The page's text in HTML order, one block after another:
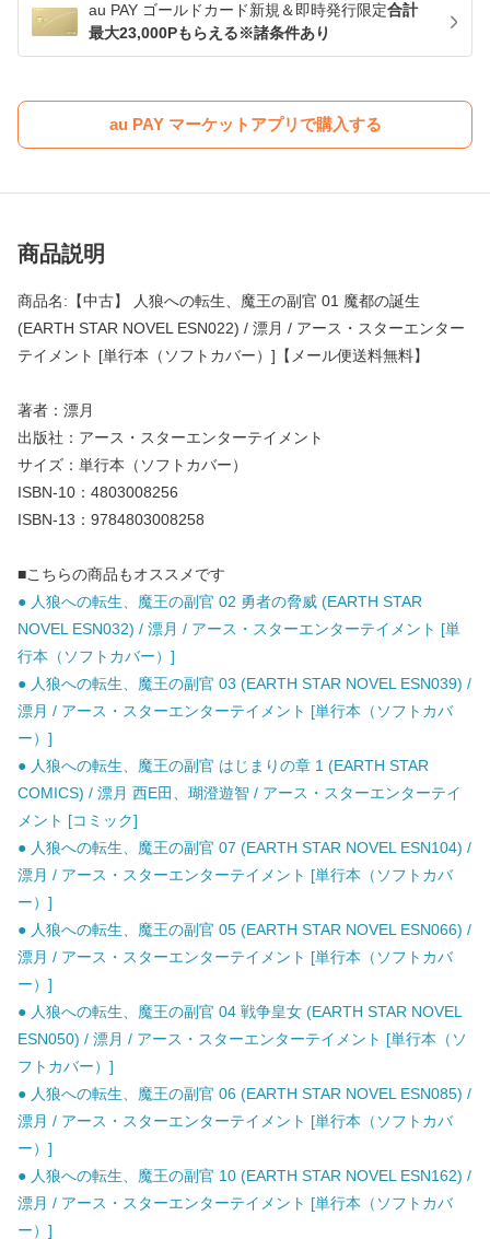
au PAY ゴールドカード新規＆即時発行限定合計
最大23,000Pもらえる※諸条件あり
au PAY マーケットアプリで購入する
商品説明
商品名:【中古】 人狼への転生、魔王の副官 01 魔都の誕生
(EARTH STAR NOVEL ESN022) / 漂月 / アース・スターエンター
テイメント [単行本（ソフトカバー）]【メール便送料無料】
著者：漂月
出版社：アース・スターエンターテイメント
サイズ：単行本（ソフトカバー）
ISBN-10：4803008256
ISBN-13：9784803008258
■こちらの商品もオススメです
● 人狼への転生、魔王の副官 02 勇者の脅威 (EARTH STAR
NOVEL ESN032) / 漂月 / アース・スターエンターテイメント [単
行本（ソフトカバー）]
● 人狼への転生、魔王の副官 03 (EARTH STAR NOVEL ESN039) /
漂月 / アース・スターエンターテイメント [単行本（ソフトカバ
ー）]
● 人狼への転生、魔王の副官 はじまりの章 1 (EARTH STAR
COMICS) / 漂月 西E田、瑚澄遊智 / アース・スターエンターテイ
メント [コミック]
● 人狼への転生、魔王の副官 07 (EARTH STAR NOVEL ESN104) /
漂月 / アース・スターエンターテイメント [単行本（ソフトカバ
ー）]
● 人狼への転生、魔王の副官 05 (EARTH STAR NOVEL ESN066) /
漂月 / アース・スターエンターテイメント [単行本（ソフトカバ
ー）]
● 人狼への転生、魔王の副官 04 戦争皇女 (EARTH STAR NOVEL
ESN050) / 漂月 / アース・スターエンターテイメント [単行本（ソ
フトカバー）]
● 人狼への転生、魔王の副官 06 (EARTH STAR NOVEL ESN085) /
漂月 / アース・スターエンターテイメント [単行本（ソフトカバ
ー）]
● 人狼への転生、魔王の副官 10 (EARTH STAR NOVEL ESN162) /
漂月 / アース・スターエンターテイメント [単行本（ソフトカバ
ー）]